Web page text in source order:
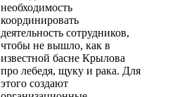
необходимость
координировать
деятельность сотрудников,
чтобы не вышло, как в
известной басне Крылова
про лебедя, щуку и рака. Для
этого создают